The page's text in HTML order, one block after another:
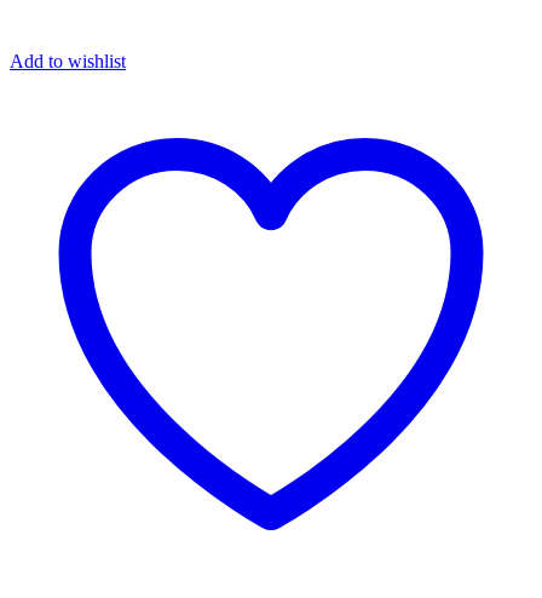
Add to wishlist